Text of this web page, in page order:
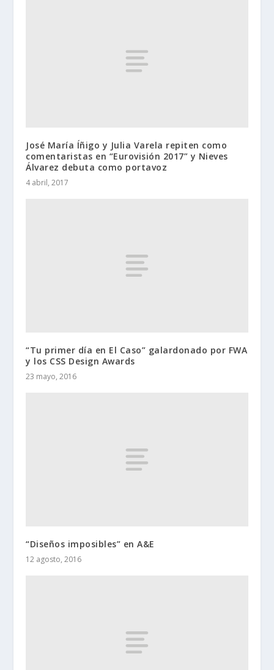
José María Íñigo y Julia Varela repiten como
comentaristas en “Eurovisión 2017” y Nieves
Álvarez debuta como portavoz
4 abril, 2017
“Tu primer día en El Caso” galardonado por FWA
y los CSS Design Awards
23 mayo, 2016
“Diseños imposibles” en A&E
12 agosto, 2016